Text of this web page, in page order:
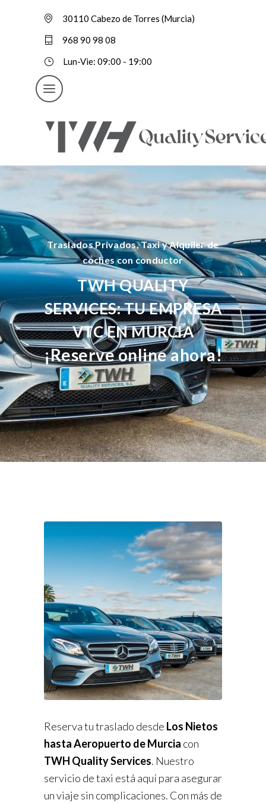
30110 Cabezo de Torres (Murcia)
968 90 98 08
Lun-Vie: 09:00 - 19:00
Traslados Privados, Taxi y Alquiler de
coches con conductor
TWH QUALITY
SERVICES: TU EMPRESA
VTC EN MURCIA
¡Reserve online ahora!
Reserva tu traslado desde Los Nietos
hasta Aeropuerto de Murcia con
TWH Quality Services. Nuestro
servicio de taxi está aquí para asegurar
un viaje sin complicaciones. Con más de